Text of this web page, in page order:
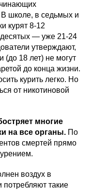
школе, в седьмых и
курят 8-12
десятых — уже 21-24
утверждают,
(до 18 лет) не могут
до конца жизни.
курить легко. Но
от никотиновой
многие
на все органы. По
смертей прямо
воздух в
такие